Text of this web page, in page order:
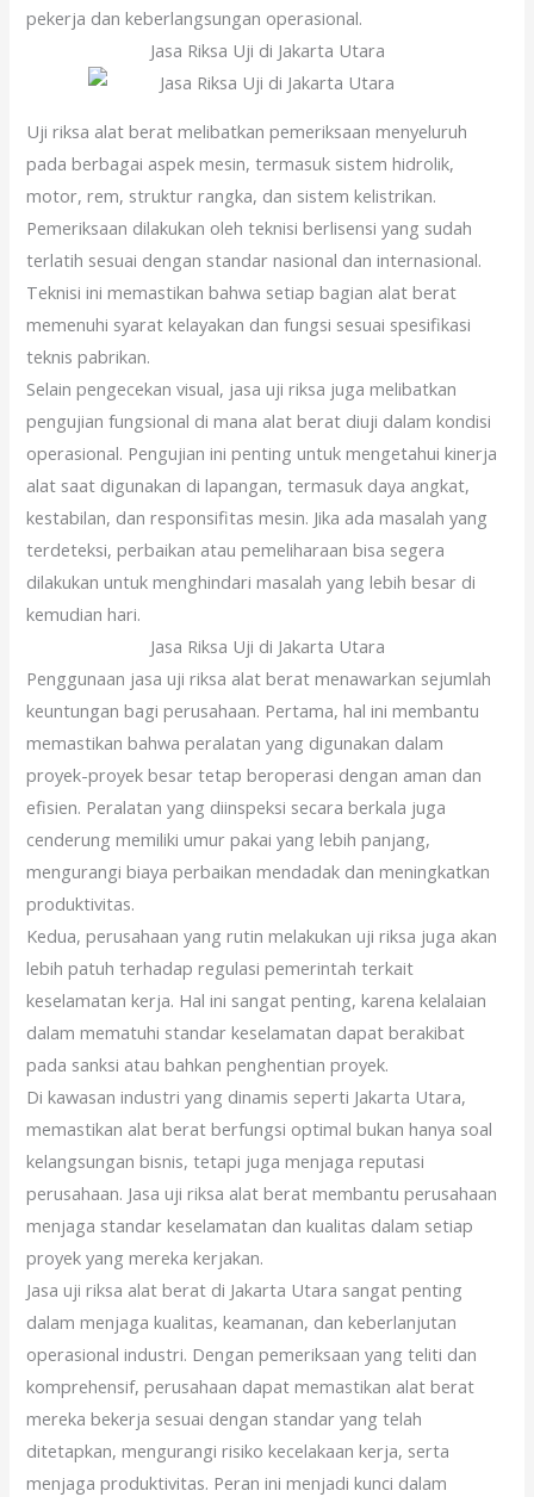
pekerja dan keberlangsungan operasional.
Jasa Riksa Uji di Jakarta Utara
Uji riksa alat berat melibatkan pemeriksaan menyeluruh
pada berbagai aspek mesin, termasuk sistem hidrolik,
motor, rem, struktur rangka, dan sistem kelistrikan.
Pemeriksaan dilakukan oleh teknisi berlisensi yang sudah
terlatih sesuai dengan standar nasional dan internasional.
Teknisi ini memastikan bahwa setiap bagian alat berat
memenuhi syarat kelayakan dan fungsi sesuai spesifikasi
teknis pabrikan.
Selain pengecekan visual, jasa uji riksa juga melibatkan
pengujian fungsional di mana alat berat diuji dalam kondisi
operasional. Pengujian ini penting untuk mengetahui kinerja
alat saat digunakan di lapangan, termasuk daya angkat,
kestabilan, dan responsifitas mesin. Jika ada masalah yang
terdeteksi, perbaikan atau pemeliharaan bisa segera
dilakukan untuk menghindari masalah yang lebih besar di
kemudian hari.
Jasa Riksa Uji di Jakarta Utara
Penggunaan jasa uji riksa alat berat menawarkan sejumlah
keuntungan bagi perusahaan. Pertama, hal ini membantu
memastikan bahwa peralatan yang digunakan dalam
proyek-proyek besar tetap beroperasi dengan aman dan
efisien. Peralatan yang diinspeksi secara berkala juga
cenderung memiliki umur pakai yang lebih panjang,
mengurangi biaya perbaikan mendadak dan meningkatkan
produktivitas.
Kedua, perusahaan yang rutin melakukan uji riksa juga akan
lebih patuh terhadap regulasi pemerintah terkait
keselamatan kerja. Hal ini sangat penting, karena kelalaian
dalam mematuhi standar keselamatan dapat berakibat
pada sanksi atau bahkan penghentian proyek.
Di kawasan industri yang dinamis seperti Jakarta Utara,
memastikan alat berat berfungsi optimal bukan hanya soal
kelangsungan bisnis, tetapi juga menjaga reputasi
perusahaan. Jasa uji riksa alat berat membantu perusahaan
menjaga standar keselamatan dan kualitas dalam setiap
proyek yang mereka kerjakan.
Jasa uji riksa alat berat di Jakarta Utara sangat penting
dalam menjaga kualitas, keamanan, dan keberlanjutan
operasional industri. Dengan pemeriksaan yang teliti dan
komprehensif, perusahaan dapat memastikan alat berat
mereka bekerja sesuai dengan standar yang telah
ditetapkan, mengurangi risiko kecelakaan kerja, serta
menjaga produktivitas. Peran ini menjadi kunci dalam